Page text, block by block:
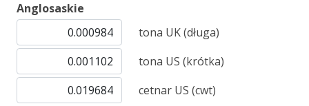
Anglosaskie
tona UK (długa)
tona US (krótka)
cetnar US (cwt)